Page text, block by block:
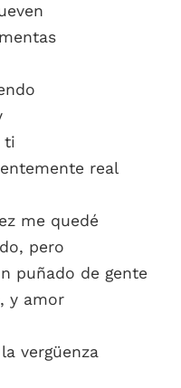
ti
real
me quedé
pero
puñado de gente
y amor
vergüenza